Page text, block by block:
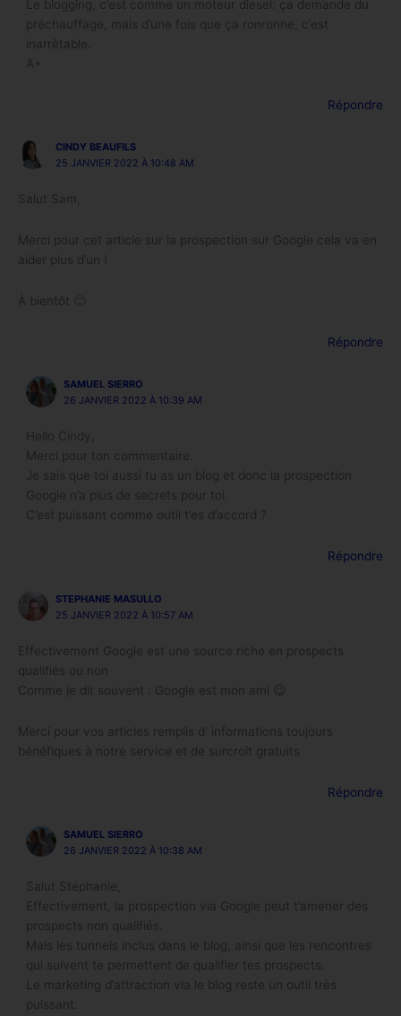
Le blogging, c’est comme un moteur diesel: ça demande du
préchauffage, mais d’une fois que ça ronronne, c’est
inarrêtable.
A+
Répondre
CINDY BEAUFILS
25 JANVIER 2022 À 10:48 AM
Salut Sam,
Merci pour cet article sur la prospection sur Google cela va en
aider plus d’un !
À bientôt 🙂
Répondre
SAMUEL SIERRO
26 JANVIER 2022 À 10:39 AM
Hello Cindy,
Merci pour ton commentaire.
Je sais que toi aussi tu as un blog et donc la prospection
Google n’a plus de secrets pour toi.
C’est puissant comme outil t’es d’accord ?
Répondre
STEPHANIE MASULLO
25 JANVIER 2022 À 10:57 AM
Effectivement Google est une source riche en prospects
qualifiés ou non
Comme je dit souvent : Google est mon ami 😉
Merci pour vos articles remplis d’ informations toujours
bénéfiques à notre service et de surcroît gratuits
Répondre
SAMUEL SIERRO
26 JANVIER 2022 À 10:38 AM
Salut Stéphanie,
Effectivement, la prospection via Google peut t’amener des
prospects non qualifiés.
Mais les tunnels inclus dans le blog, ainsi que les rencontres
qui suivent te permettent de qualifier tes prospects.
Le marketing d’attraction via le blog reste un outil très
puissant.